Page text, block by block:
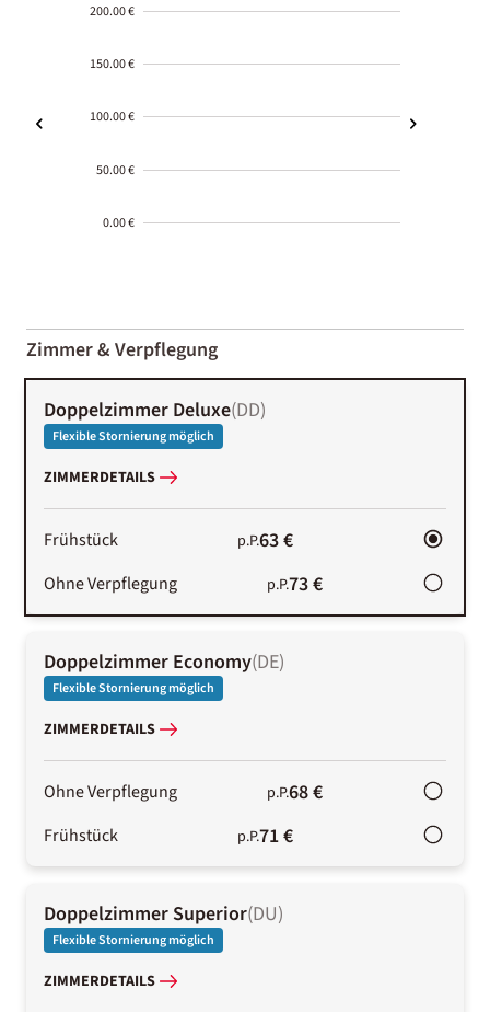
200.00 €
150.00 €
100.00 €
50.00 €
0.00 €
01-02
Zimmer & Verpflegung
Doppelzimmer Deluxe(DD)
Flexible Stornierung möglich
ZIMMERDETAILS
Frühstück p.P.63 €
Ohne Verpflegung p.P.73 €
Doppelzimmer Economy(DE)
Flexible Stornierung möglich
ZIMMERDETAILS
Ohne Verpflegung p.P.68 €
Frühstück p.P.71 €
Doppelzimmer Superior(DU)
Flexible Stornierung möglich
ZIMMERDETAILS